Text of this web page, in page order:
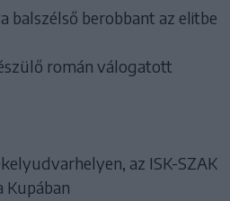
balszélső berobbant az elitbe
román válogatott
az ISK-SZAK